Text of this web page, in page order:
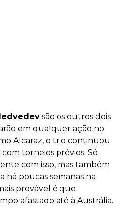
são os outros dois
em qualquer ação no
Alcaraz, o trio continuou
torneios prévios. Só
com isso, mas também
há poucas semanas na
provável é que
afastado até à Austrália.